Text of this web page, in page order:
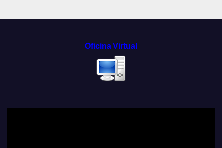
Oficina Virtual